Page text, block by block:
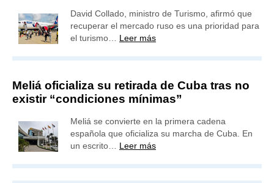
David Collado, ministro de Turismo, afirmó que
recuperar el mercado ruso es una prioridad para
el turismo… Leer más
Meliá oficializa su retirada de Cuba tras no
existir “condiciones mínimas”
Meliá se convierte en la primera cadena
española que oficializa su marcha de Cuba. En
un escrito… Leer más